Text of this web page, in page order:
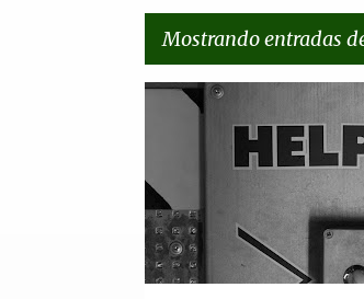
Mostrando entradas
t
r
a
d